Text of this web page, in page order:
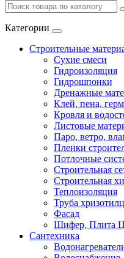
Категории
Строительные
Сухие смеси
Гидроизоляция
Гидрошпонки
Дренажные
Клей, пена,
Кровля и
Листовые
Паро, ветро,
Пленки
Потлочные
Строительная
Строительная
Теплоизоляция
Труба
Фасад
Шифер, Плита
Сантехника